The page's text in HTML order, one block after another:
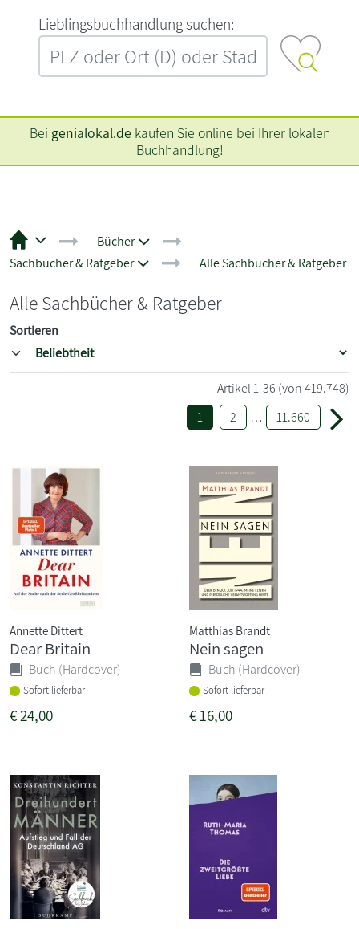
L‍i‍e‍b‍l‍i‍n‍g‍s‍b‍u‍c‍h‍h‍a‍n‍d‍l‍u‍n‍g‍ ‍s‍u‍c‍h‍e‍n‍:‍
Bei genialokal.de kaufen Sie online bei Ihrer lokalen
Buchhandlung!
Bücher
Sachbücher & Ratgeber
Alle Sachbücher & Ratgeber
Alle Sachbücher & Ratgeber
Sortieren
Artikel1-36 (von 419.748)
1
2 … 11.660
Annette Dittert
Dear Britain
Buch (Hardcover)
Sofort lieferbar
€24,00
Matthias Brandt
Nein sagen
Buch (Hardcover)
Sofort lieferbar
€16,00